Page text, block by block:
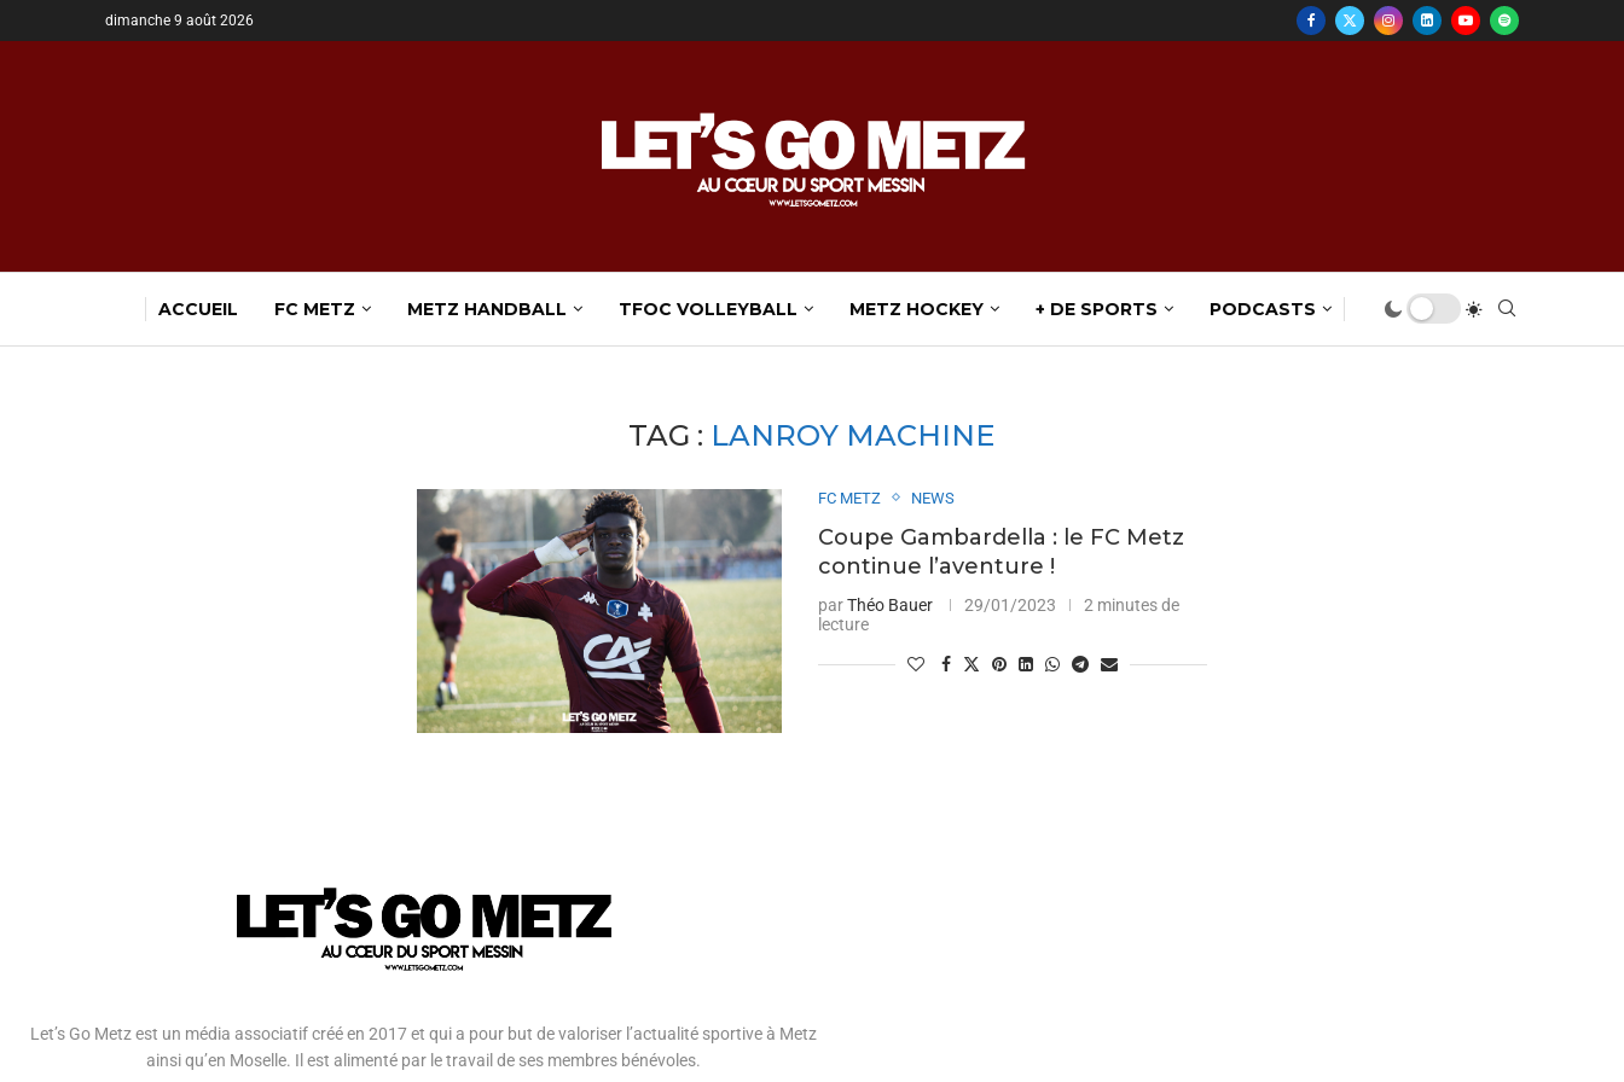
dimanche 9 août 2026
ACCUEIL FC METZ METZ HANDBALL TFOC VOLLEYBALL METZ HOCKEY + DE SPORTS PODCASTS
TAG : LANROY MACHINE
FC METZ NEWS
Coupe Gambardella : le FC Metz
continue l’aventure !
parThéo Bauer 29/01/2023
2 minutes de
lecture
Let’s Go Metz est un média associatif créé en 2017 et qui a pour but de valoriser l’actualité sportive à Metz
ainsi qu’en Moselle. Il est alimenté par le travail de ses membres bénévoles.